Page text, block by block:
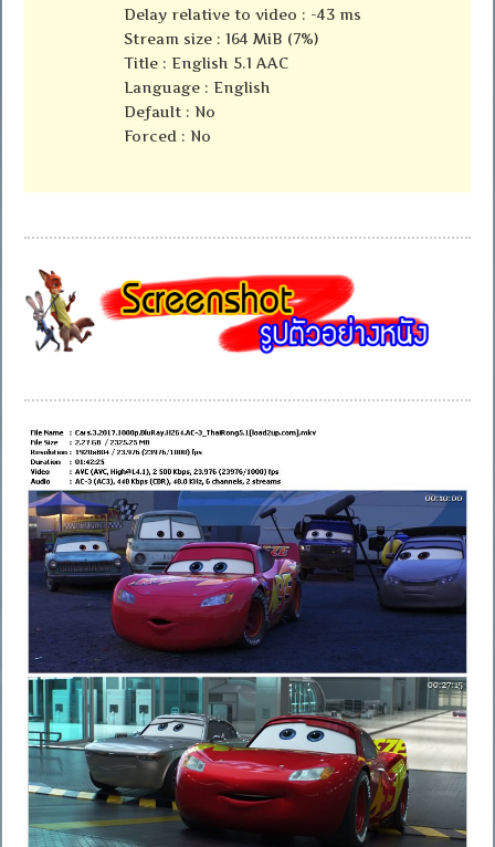
Delay relative to video : -43 ms
Stream size : 164 MiB (7%)
Title : English 5.1 AAC
Language : English
Default : No
Forced : No